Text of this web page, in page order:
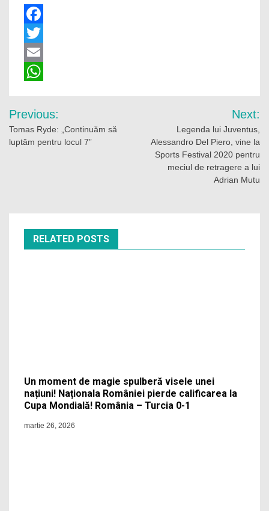
Facebook
Twitter
Email
Navigare
în
Previous:
Tomas Ryde: „Continuăm să
luptăm pentru locul 7”
Next:
Legenda lui Juventus,
Alessandro Del Piero, vine la
Sports Festival 2020 pentru
meciul de retragere a lui
Adrian Mutu
RELATED POSTS
Un moment de magie spulberă visele unei
națiuni! Naționala României pierde calificarea la
Cupa Mondială! România – Turcia 0-1
martie 26, 2026